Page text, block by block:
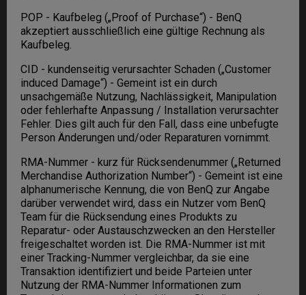
POP - Kaufbeleg („Proof of Purchase“) - BenQ
akzeptiert ausschließlich eine gültige Rechnung als
Kaufbeleg.
CID - kundenseitig verursachter Schaden („Customer
induced Damage“) - Gemeint ist ein durch
unsachgemäße Nutzung, Nachlässigkeit, Manipulation
oder fehlerhafte Anpassung / Installation verursachter
Fehler. Dies gilt auch für den Fall, dass eine unbefugte
Person Änderungen und/oder Reparaturen vornimmt.
RMA-Nummer - kurz für Rücksendenummer („Returned
Merchandise Authorization Number“) - Gemeint ist eine
alphanumerische Kennung, die von BenQ zur Angabe
darüber verwendet wird, dass ein Nutzer vom BenQ
Team für die Rücksendung eines Produkts zu
Reparatur- oder Austauschzwecken an den Hersteller
freigeschaltet worden ist. Die RMA-Nummer ist mit
einer Tracking-Nummer vergleichbar, da sie eine
Transaktion identifiziert und beide Parteien unter
Nutzung der RMA-Nummer Informationen zum